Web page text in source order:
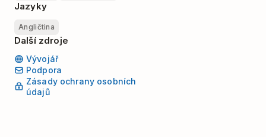
Jazyky
Angličtina
Další zdroje
Vývojář
Podpora
Zásady ochrany osobních
údajů